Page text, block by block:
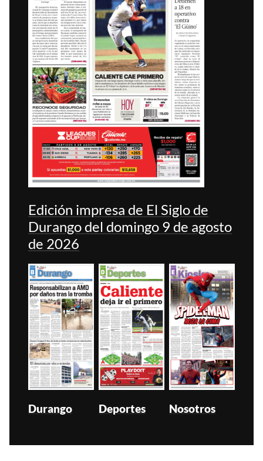
Edición impresa de El Siglo de
Durango del domingo 9 de agosto
de 2026
Durango Deportes Nosotros